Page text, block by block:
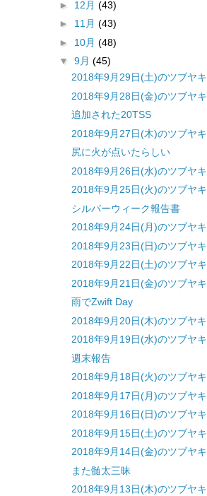
► 12月 (43)
► 11月 (43)
► 10月 (48)
▼ 9月 (45)
2018年9月29日(土)のツブヤキ
2018年9月28日(金)のツブヤキ
追加された20TSS
2018年9月27日(木)のツブヤキ
尻に火が点いたらしい
2018年9月26日(水)のツブヤキ
2018年9月25日(火)のツブヤキ
シルバーウィーク報告書
2018年9月24日(月)のツブヤキ
2018年9月23日(日)のツブヤキ
2018年9月22日(土)のツブヤキ
2018年9月21日(金)のツブヤキ
雨でZwift Day
2018年9月20日(木)のツブヤキ
2018年9月19日(水)のツブヤキ
週末報告
2018年9月18日(火)のツブヤキ
2018年9月17日(月)のツブヤキ
2018年9月16日(日)のツブヤキ
2018年9月15日(土)のツブヤキ
2018年9月14日(金)のツブヤキ
また髄太三昧
2018年9月13日(木)のツブヤキ